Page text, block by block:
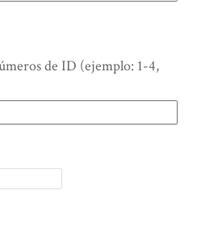
de ID (ejemplo: 1-4,